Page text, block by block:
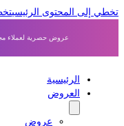
إلى المحتوى الرئيسي تخطي
عروض حصرية لعملاء مجموعة
الرئيسية
العروض
عروض